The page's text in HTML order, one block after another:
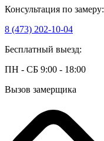
Консультация по замеру:
8 (473) 202-10-04
Бесплатный выезд:
ПН - СБ 9:00 - 18:00
Вызов замерщика